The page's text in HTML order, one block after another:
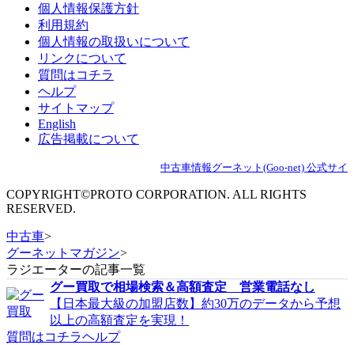
個人情報保護方針
利用規約
個人情報の取扱いについて
リンクについて
質問はコチラ
ヘルプ
サイトマップ
English
広告掲載について
中古車情報グーネット(Goo-net) 公式サイ
COPYRIGHT©PROTO CORPORATION. ALL RIGHTS
RESERVED.
中古車>
グーネットマガジン>
ラジエーターの記事一覧
グー買取で相場検索＆高額査定 営業電話なし
【日本最大級の加盟店数】約30万のデータから予想
以上の高額査定を実現！
質問はコチラヘルプ